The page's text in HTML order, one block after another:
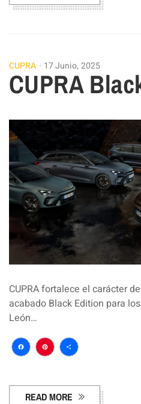
CUPRA 17 Junio, 2025
CUPRA
CUPRA fortalece el carácter
acabado Black Edition para
León…
Facebook
Pinterest
Compartir
READ MORE